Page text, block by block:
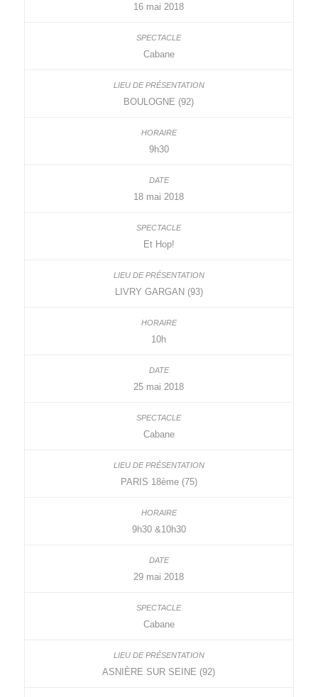
16 mai 2018
Cabane
BOULOGNE (92)
9h30
18 mai 2018
Et Hop!
LIVRY GARGAN (93)
10h
25 mai 2018
Cabane
PARIS 18ème (75)
9h30 &10h30
29 mai 2018
Cabane
ASNIÈRE SUR SEINE (92)